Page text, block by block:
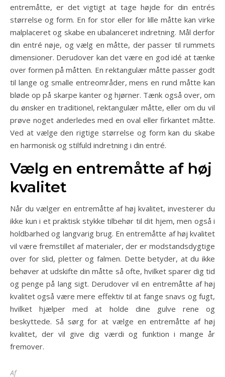
entremåtte, er det vigtigt at tage højde for din entrés
størrelse og form. En for stor eller for lille måtte kan virke
malplaceret og skabe en ubalanceret indretning. Mål derfor
din entré nøje, og vælg en måtte, der passer til rummets
dimensioner. Derudover kan det være en god idé at tænke
over formen på måtten. En rektangulær måtte passer godt
til lange og smalle entreområder, mens en rund måtte kan
bløde op på skarpe kanter og hjørner. Tænk også over, om
du ønsker en traditionel, rektangulær måtte, eller om du vil
prøve noget anderledes med en oval eller firkantet måtte.
Ved at vælge den rigtige størrelse og form kan du skabe
en harmonisk og stilfuld indretning i din entré.
Vælg en entremåtte af høj
kvalitet
Når du vælger en entremåtte af høj kvalitet, investerer du
ikke kun i et praktisk stykke tilbehør til dit hjem, men også i
holdbarhed og langvarig brug. En entremåtte af høj kvalitet
vil være fremstillet af materialer, der er modstandsdygtige
over for slid, pletter og falmen. Dette betyder, at du ikke
behøver at udskifte din måtte så ofte, hvilket sparer dig tid
og penge på lang sigt. Derudover vil en entremåtte af høj
kvalitet også være mere effektiv til at fange snavs og fugt,
hvilket hjælper med at holde dine gulve rene og
beskyttede. Så sørg for at vælge en entremåtte af høj
kvalitet, der vil give dig værdi og funktion i mange år
fremover.
Af